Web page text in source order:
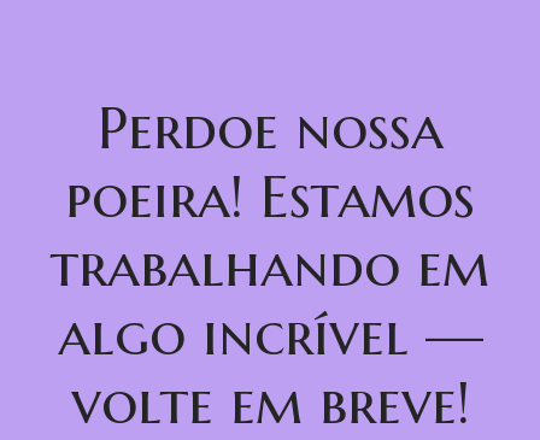
Perdoe nossa
poeira! Estamos
trabalhando em
algo incrível —
volte em breve!